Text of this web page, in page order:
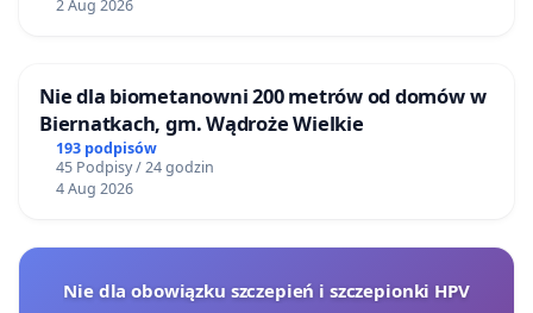
2 Aug 2026
Nie dla biometanowni 200 metrów od domów w
Biernatkach, gm. Wądroże Wielkie
193 podpisów
45 Podpisy / 24 godzin
4 Aug 2026
Nie dla obowiązku szczepień i szczepionki HPV